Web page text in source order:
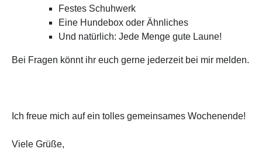
Festes Schuhwerk
Eine Hundebox oder Ähnliches
Und natürlich: Jede Menge gute Laune!
Bei Fragen könnt ihr euch gerne jederzeit bei mir melden.
Ich freue mich auf ein tolles gemeinsames Wochenende!
Viele Grüße,